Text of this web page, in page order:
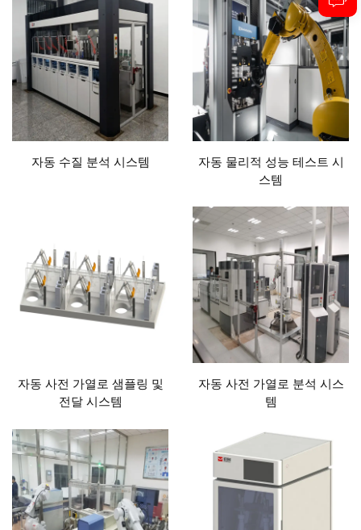
자동 수질 분석 시스템
자동 물리적 성능 테스트 시
스템
자동 사전 가열로 샘플링 및
전달 시스템
자동 사전 가열로 분석 시스
템